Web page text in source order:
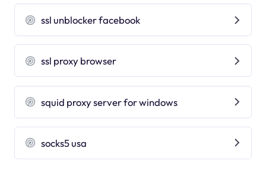
ssl unblocker facebook
ssl proxy browser
squid proxy server for windows
socks5 usa